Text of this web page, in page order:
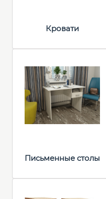
Кровати
Письменные столы